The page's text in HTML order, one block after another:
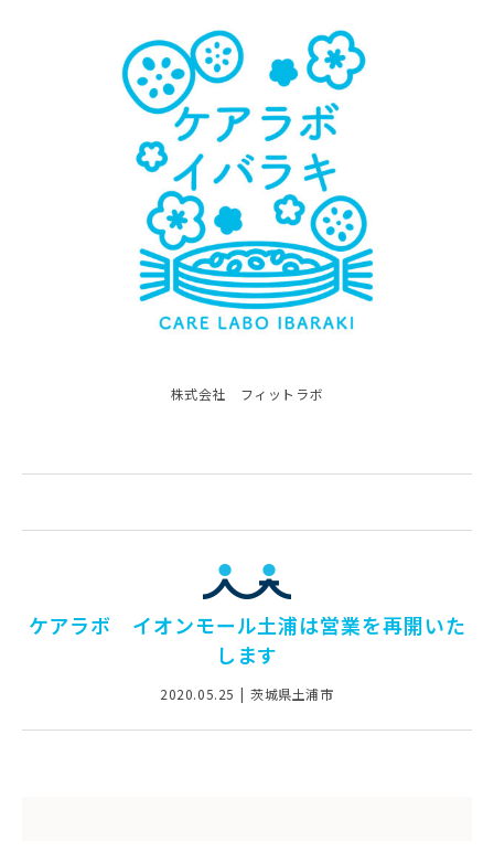
株式会社 フィットラボ
ケアラボ イオンモール土浦は営業を再開いた
します
2020.05.25 茨城県土浦市